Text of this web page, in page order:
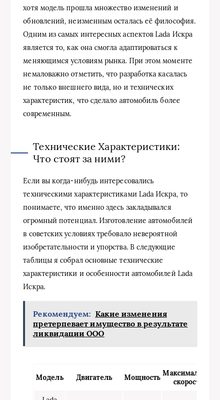
хотя модель прошла множество изменений и
обновлений, неизменным осталась её философия.
Одним из самых интересных аспектов Lada Искра
является то, как она смогла адаптироваться к
меняющимся условиям рынка. При этом моменте
немаловажно отметить, что разработка касалась
не только внешнего вида, но и технических
характеристик, что сделало автомобиль более
современным.
Технические Характеристики:
Что стоят за ними?
Если вы когда-нибудь интересовались
техническими характеристиками Lada Искра, то
понимаете, что именно здесь закладывался
огромный потенциал. Изготовление автомобилей
в советских условиях требовало невероятной
изобретательности и упорства. В следующие
таблицы я собрал основные технические
характеристики и особенности автомобилей Lada
Искра.
Рекомендуем: Какие изменения
претерпевает имущество в результате
ликвидации ООО
Модель Двигатель Мощность Максимальная
скорость